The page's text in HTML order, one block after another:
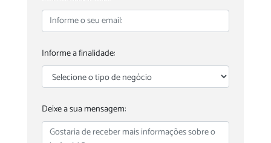
Informe a finalidade:
Deixe a sua mensagem: